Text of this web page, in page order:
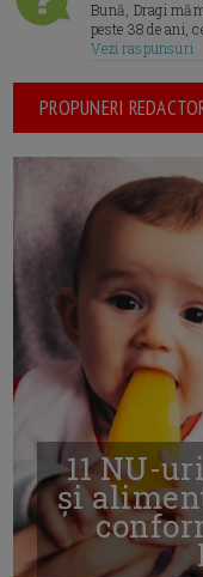
Bună, Dragi
peste 38 de ani,
Vezi raspunsuri
PROPUNERI
11 NU-
și